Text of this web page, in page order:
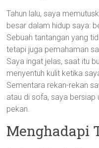
Tahun lalu, saya
besar dalam hidup saya:
Sebuah tantangan yang
tetapi juga pemahaman
Saya ingat jelas, saat itu
menyentuh kulit ketika
Sementara rekan-rekan
atau di sofa, saya bersiap
pekan.
Menghadapi